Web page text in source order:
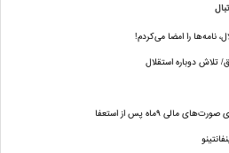
نامه‌ها را امضا می‌کردم!
٩ماه پس از استعفا